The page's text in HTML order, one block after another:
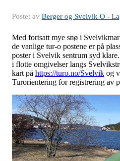
Postet av Berger og Svelvik O -
Med fortsatt mye snø i
de vanlige tur-o postene er på
poster i Svelvik sentrum syd
i flotte omgivelser langs
kart på https://turo.no/Svelvik og
Turorientering for registrering av